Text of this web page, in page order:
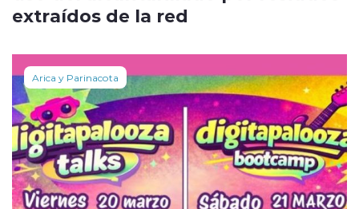
extraídos de la red
Arica y Parinacota